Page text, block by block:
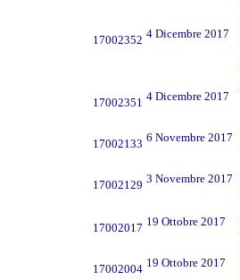
17002352 4 Dicembre 2017
17002351 4 Dicembre 2017
17002133 6 Novembre 2017
17002129 3 Novembre 2017
17002017 19 Ottobre 2017
17002004 19 Ottobre 2017